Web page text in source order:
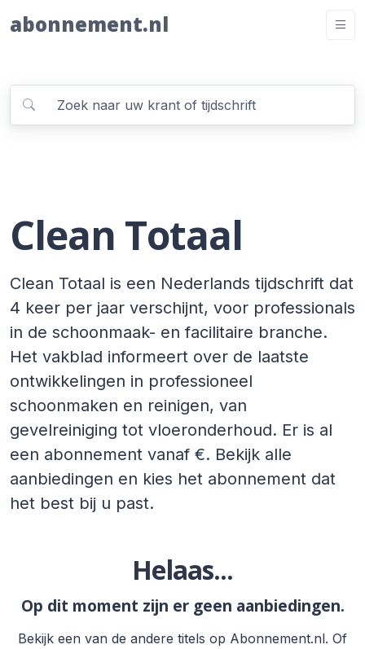
abonnement.nl
Clean Totaal
Clean Totaal is een Nederlands tijdschrift dat
4 keer per jaar verschijnt, voor professionals
in de schoonmaak- en facilitaire branche.
Het vakblad informeert over de laatste
ontwikkelingen in professioneel
schoonmaken en reinigen, van
gevelreiniging tot vloeronderhoud. Er is al
een abonnement vanaf €. Bekijk alle
aanbiedingen en kies het abonnement dat
het best bij u past.
Helaas...
Op dit moment zijn er geen aanbiedingen.
Bekijk een van de andere titels op Abonnement.nl. Of